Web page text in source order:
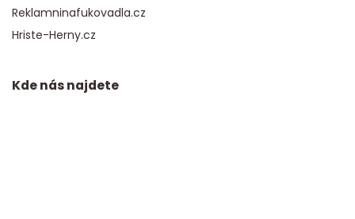
Reklamninafukovadla.cz
Hriste-Herny.cz
Kde nás najdete